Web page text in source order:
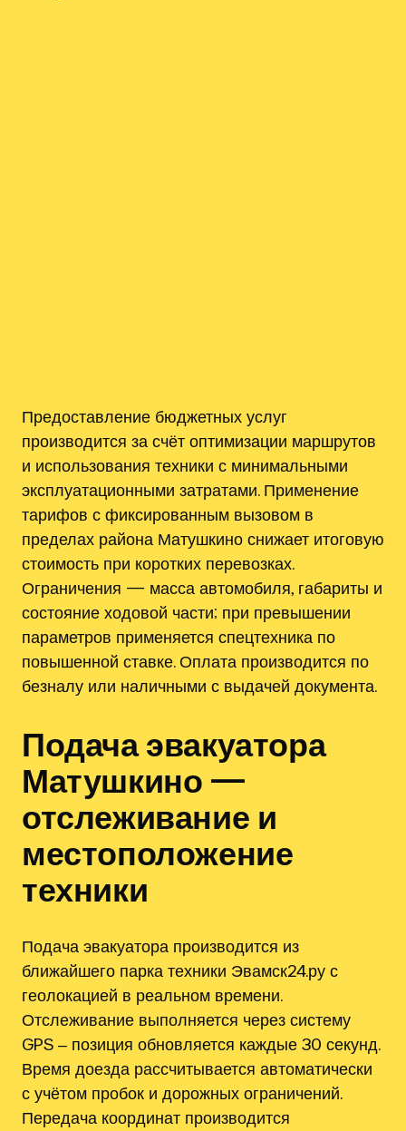
Предоставление бюджетных услуг
производится за счёт оптимизации маршрутов
и использования техники с минимальными
эксплуатационными затратами. Применение
тарифов с фиксированным вызовом в
пределах района Матушкино снижает итоговую
стоимость при коротких перевозках.
Ограничения — масса автомобиля, габариты и
состояние ходовой части; при превышении
параметров применяется спецтехника по
повышенной ставке. Оплата производится по
безналу или наличными с выдачей документа.
Подача эвакуатора
Матушкино —
отслеживание и
местоположение
техники
Подача эвакуатора производится из
ближайшего парка техники Эвамск24.ру с
геолокацией в реальном времени.
Отслеживание выполняется через систему
GPS ‒ позиция обновляется каждые 30 секунд.
Время доезда рассчитывается автоматически
с учётом пробок и дорожных ограничений.
Передача координат производится